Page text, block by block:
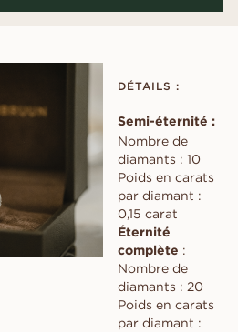
DÉTAILS :
Semi-éternité :
Nombre de
diamants : 10
Poids en carats
par diamant :
0,15 carat
Éternité
complète :
Nombre de
diamants : 20
Poids en carats
par diamant :